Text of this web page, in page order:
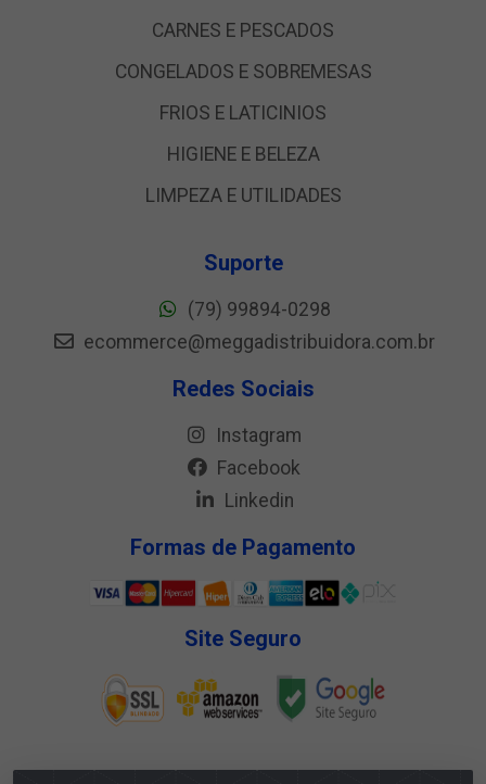
CARNES E PESCADOS
CONGELADOS E SOBREMESAS
FRIOS E LATICINIOS
HIGIENE E BELEZA
LIMPEZA E UTILIDADES
Suporte
(79) 99894-0298
ecommerce@meggadistribuidora.com.br
Redes Sociais
Instagram
Facebook
Linkedin
Formas de Pagamento
Site Seguro